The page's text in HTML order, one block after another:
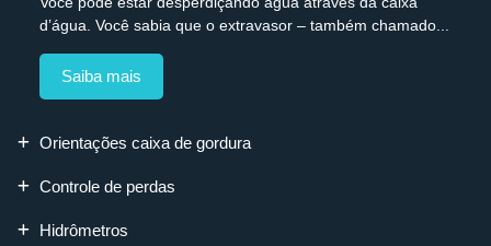
d’água. Você sabia que o extravasor – também chamado...
Saiba mais
Orientações caixa de gordura
Controle de perdas
Hidrômetros